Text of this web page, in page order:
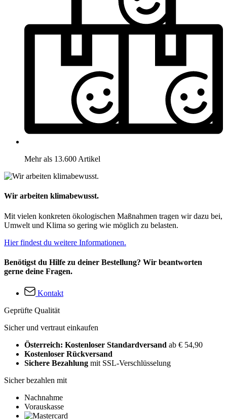
Mehr als 13.600 Artikel
Wir arbeiten klimabewusst.
Mit vielen konkreten ökologischen Maßnahmen tragen wir dazu bei,
Umwelt und Klima so gering wie möglich zu belasten.
Hier findest du weitere Informationen.
Benötigst du Hilfe zu deiner Bestellung? Wir beantworten
gerne deine Fragen.
Kontakt
Geprüfte Qualität
Sicher und vertraut einkaufen
Österreich: Kostenloser Standardversand ab € 54,90
Kostenloser Rückversand
Sichere Bezahlung mit SSL-Verschlüsselung
Sicher bezahlen mit
Nachnahme
Vorauskasse